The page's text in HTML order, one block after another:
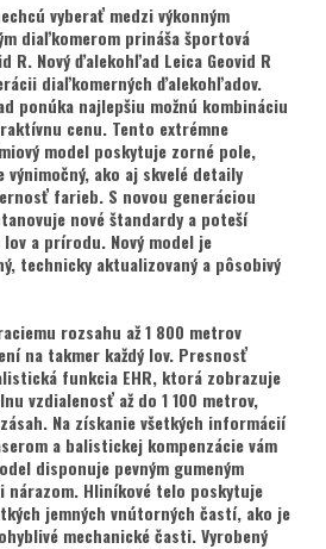
vyberať medzi výkonným
diaľkomerom prináša športová
R. Nový ďalekohľad Leica Geovid R
diaľkomerných ďalekohľadov.
ponúka najlepšiu možnú kombináciu
cenu. Tento extrémne
model poskytuje zorné pole,
ako aj skvelé detaily
farieb. S novou generáciou
nové štandardy a poteší
a prírodu. Nový model je
technicky aktualizovaný a pôsobivý
rozsahu až 1 800 metrov
na takmer každý lov. Presnosť
funkcia EHR, ktorá zobrazuje
vzdialenosť až do 1 100 metrov,
Na získanie všetkých informácií
a balistickej kompenzácie vám
disponuje pevným gumeným
nárazom. Hliníkové telo poskytuje
jemných vnútorných častí, ako je
mechanické časti. Vyrobený